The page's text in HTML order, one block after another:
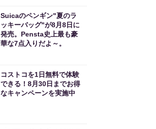
Suicaのペンギン"夏のラ
ッキーバッグ"が8月8日に
発売。Pensta史上最も豪
華な7点入りだよ～。
コストコを1日無料で体験
できる！8月30日までお得
なキャンペーンを実施中